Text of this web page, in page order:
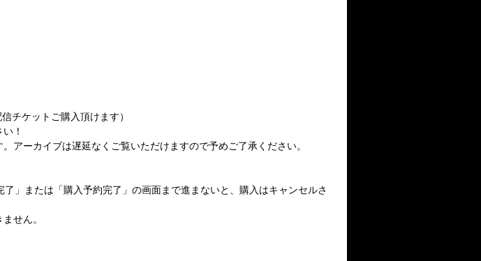
チケットご購入頂けます）
！
アーカイブは遅延なくご覧いただけますので予めご了承ください。
」または「購入予約完了」の画面まで進まないと、購入はキャンセルさ
せん。